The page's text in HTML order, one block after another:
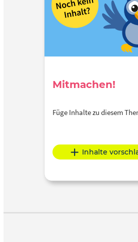
Mitmachen!
Füge Inhalte zu diesem
Inhalte